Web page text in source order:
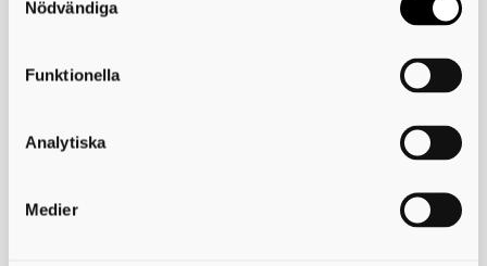
användning av kakor som du hittar längst ner på sidan
Nödvändiga
Funktionella
Analytiska
Medier
Skicka kopia på mejlet till dig själv